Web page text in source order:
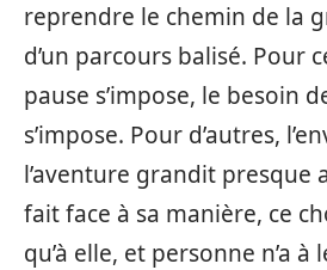
reprendre le chemin de la
d’un parcours balisé. Pour
pause s’impose, le besoin
s’impose. Pour d’autres,
l’aventure grandit presque
fait face à sa manière, ce
qu’à elle, et personne n’a à